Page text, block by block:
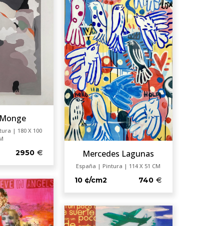
Mercedes Lagunas
España | Pintura | 114 X 51 CM
10 ¢/cm2 740
| 180 X 100
2950